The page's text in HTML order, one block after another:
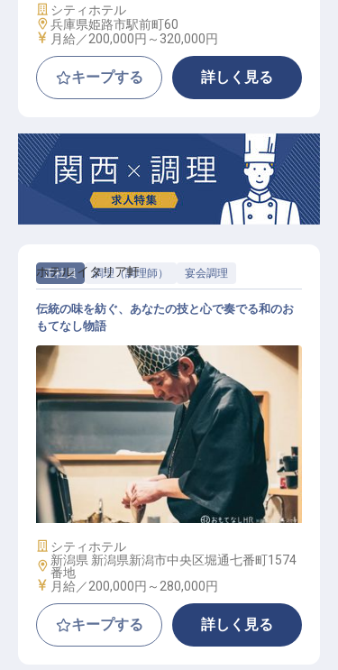
施設業態
シティホテル
勤務地
兵庫県姫路市駅前町60
給与
月給／200,000円～ 320,000円
キープする 詳しく見る
正社員 調理（調理師） 宴会調理
調理師 和食
ホテル イタリア軒
伝統の味を紡ぐ、あなたの技と心で奏でる和のお
もてなし物語
施設業態
シティホテル
勤務地
新潟県 新潟県新潟市中央区堀通七番町1574
番地
給与
月給／200,000円～ 280,000円
キープする 詳しく見る